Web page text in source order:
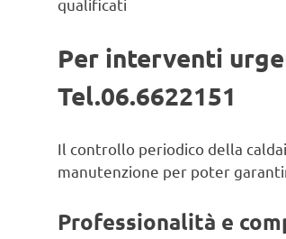
qualificati
Per interventi
Tel.06.6622151
Il controllo periodico della
manutenzione per poter
Professionalità e